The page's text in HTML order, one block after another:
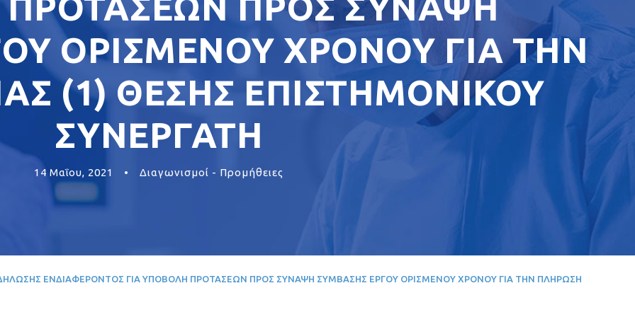
ΟΡΙΣΜΕΝΟΥ ΧΡΟΝΟΥ ΓΙΑ ΤΗΝ
(1) ΘΕΣΗΣ ΕΠΙΣΤΗΜΟΝΙΚΟΥ
ΣΥΝΕΡΓΑΤΗ
14 Μαΐου, 2021 • Διαγωνισμοί - Προμήθειες
ΕΝΔΙΑΦΕΡΟΝΤΟΣ ΓΙΑ ΥΠΟΒΟΛΗ ΠΡΟΤΑΣΕΩΝ ΠΡΟΣ ΣΥΝΑΨΗ ΣΥΜΒΑΣΗΣ ΕΡΓΟΥ ΟΡΙΣΜΕΝΟΥ ΧΡΟΝΟΥ ΓΙΑ ΤΗΝ ΠΛΗΡΩΣΗ